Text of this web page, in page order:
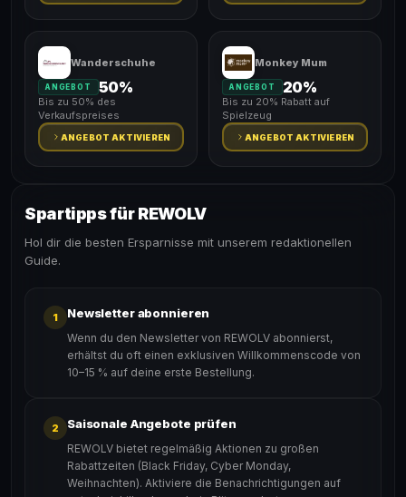
Wanderschuhe
ANGEBOT 50%
Bis zu 50% des
Verkaufspreises
ANGEBOT AKTIVIEREN
Monkey Mum
ANGEBOT 20%
Bis zu 20% Rabatt auf
Spielzeug
ANGEBOT AKTIVIEREN
Spartipps für REWOLV
Hol dir die besten Ersparnisse mit unserem redaktionellen
Guide.
1 Newsletter abonnieren
Wenn du den Newsletter von REWOLV abonnierst,
erhältst du oft einen exklusiven Willkommenscode von
10–15 % auf deine erste Bestellung.
2 Saisonale Angebote prüfen
REWOLV bietet regelmäßig Aktionen zu großen
Rabattzeiten (Black Friday, Cyber Monday,
Weihnachten). Aktiviere die Benachrichtigungen auf